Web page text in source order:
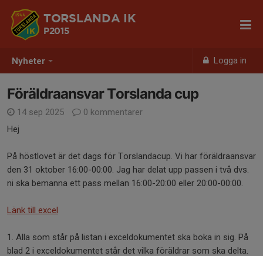
Nyheter Logga in
TORSLANDA IK
P2015
Föräldraansvar Torslanda cup
14 sep 2025
0 kommentarer
Hej
På höstlovet är det dags för Torslandacup. Vi har föräldraansvar
den 31 oktober 16:00-00:00. Jag har delat upp passen i två dvs.
ni ska bemanna ett pass mellan 16:00-20:00 eller 20:00-00:00.
Länk till excel
1. Alla som står på listan i exceldokumentet ska boka in sig. På
blad 2 i exceldokumentet står det vilka föräldrar som ska delta.